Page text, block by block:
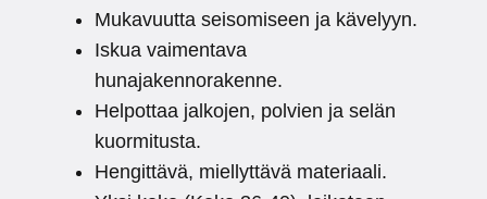
Mukavuutta seisomiseen ja kävelyyn.
Iskua vaimentava
hunajakennorakenne.
Helpottaa jalkojen, polvien ja selän
kuormitusta.
Hengittävä, miellyttävä materiaali.